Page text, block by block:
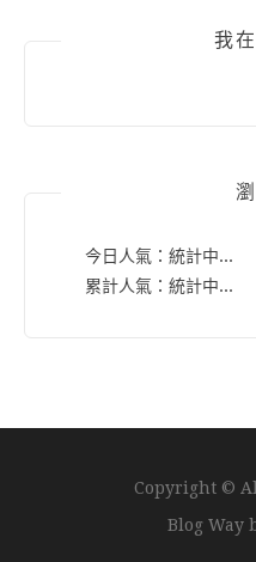
我
今日人氣： 統計中...
累計人氣： 統計中...
Copyright ©
Blog Way